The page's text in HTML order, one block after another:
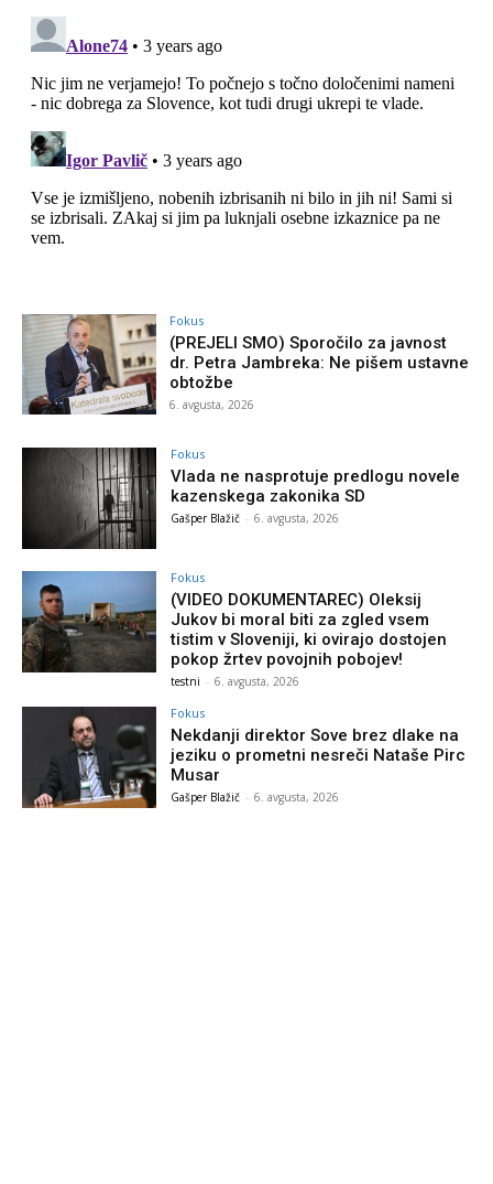
Fokus
(PREJELI SMO) Sporočilo za javnost
dr. Petra Jambreka: Ne pišem ustavne
obtožbe
6. avgusta, 2026
Fokus
Vlada ne nasprotuje predlogu novele
kazenskega zakonika SD
Gašper Blažič - 6. avgusta, 2026
Fokus
(VIDEO DOKUMENTAREC) Oleksij
Jukov bi moral biti za zgled vsem
tistim v Sloveniji, ki ovirajo dostojen
pokop žrtev povojnih pobojev!
testni - 6. avgusta, 2026
Fokus
Nekdanji direktor Sove brez dlake na
jeziku o prometni nesreči Nataše Pirc
Musar
Gašper Blažič - 6. avgusta, 2026